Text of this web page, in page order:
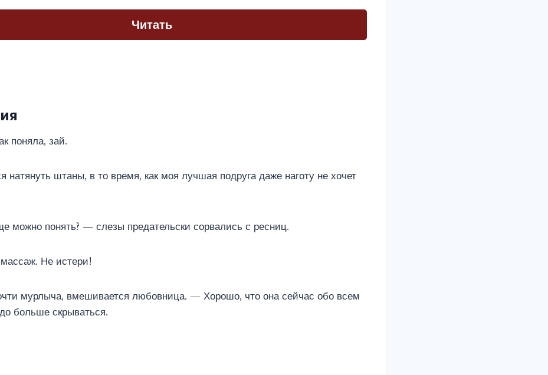
Читать
поняла, зай.
натянуть штаны, в то время, как моя лучшая подруга даже наготу не хочет
можно понять? — слезы предательски сорвались с ресниц.
Не истери!
мурлыча, вмешивается любовница. — Хорошо, что она сейчас обо всем
больше скрываться.